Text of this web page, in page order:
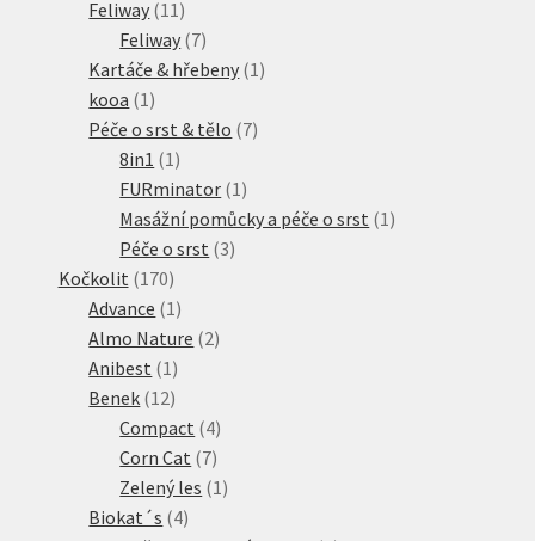
Feliway 11 11
produktů
Feliway 77
produktů
Kartáče & hřebeny 1 1
kooa 1 1
produkt
Péče o srst & tělo 77
8in1 1 1
produkt
FURminator 1 1
produkt
Masážní pomůcky a péče o srst 1 1
Péče o srst 33
Kočkolit 170170
produktů
Advance 1 1
produkt
Almo Nature 22
Anibest 1 1
produkt
Benek 1212
produktů
Compact 44
produkty
Corn Cat 77
produktů
Zelený les 1 1
Biokat´s 44